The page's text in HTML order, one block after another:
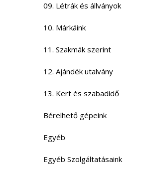
09. Létrák és állványok
10. Márkáink
11. Szakmák szerint
12. Ajándék utalvány
13. Kert és szabadidő
Bérelhető gépeink
Egyéb
Egyéb Szolgáltatásaink